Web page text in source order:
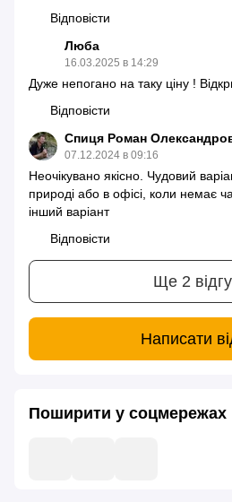
Відповісти
Люба
16.03.2025 в 14:29
Дуже непогано на таку ціну !
Відповісти
Спиця Роман
07.12.2024 в 09:16
Неочікувано якісно. Чудовий
природі або в офісі, коли немає
інший варіант
Відповісти
Ще 2
Написати
Поширити у соцмережах